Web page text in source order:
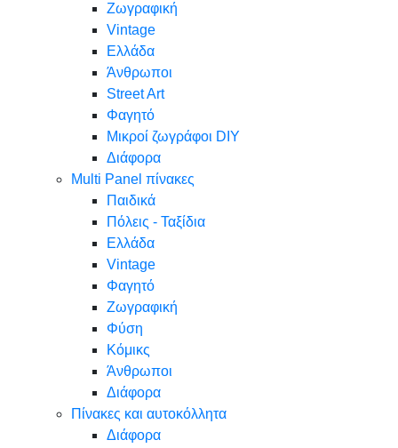
Ζωγραφική
Vintage
Ελλάδα
Άνθρωποι
Street Art
Φαγητό
Μικροί ζωγράφοι DIY
Διάφορα
Multi Panel πίνακες
Παιδικά
Πόλεις - Ταξίδια
Ελλάδα
Vintage
Φαγητό
Ζωγραφική
Φύση
Κόμικς
Άνθρωποι
Διάφορα
Πίνακες και αυτοκόλλητα
Διάφορα